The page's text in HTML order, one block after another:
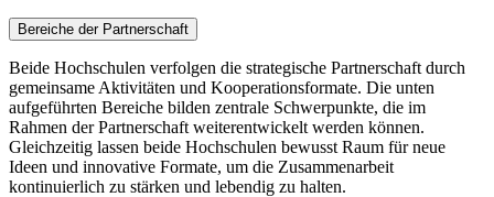
Bereiche der Partnerschaft
Beide Hochschulen verfolgen die strategische Partnerschaft durch
gemeinsame Aktivitäten und Kooperationsformate. Die unten
aufgeführten Bereiche bilden zentrale Schwerpunkte, die im
Rahmen der Partnerschaft weiterentwickelt werden können.
Gleichzeitig lassen beide Hochschulen bewusst Raum für neue
Ideen und innovative Formate, um die Zusammenarbeit
kontinuierlich zu stärken und lebendig zu halten.